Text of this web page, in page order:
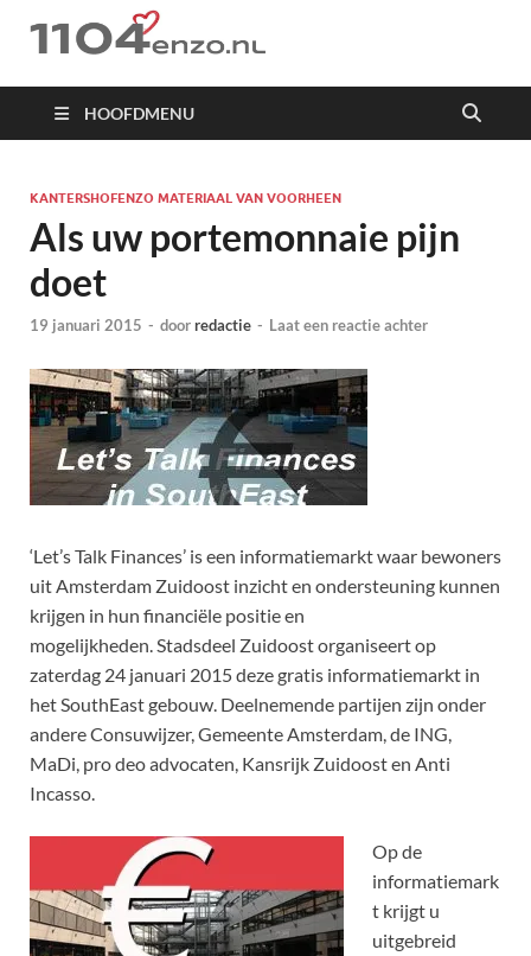
1104 en zo
HOOFDMENU
KANTERSHOFENZO MATERIAAL VAN VOORHEEN
Als uw portemonnaie pijn
doet
19 januari 2015 - doorredactie - Laat een reactie achter
‘Let’s Talk Finances’ is een informatiemarkt waar bewoners
uit Amsterdam Zuidoost inzicht en ondersteuning kunnen
krijgen in hun financiële positie en
mogelijkheden. Stadsdeel Zuidoost organiseert op
zaterdag 24 januari 2015 deze gratis informatiemarkt in
het SouthEast gebouw. Deelnemende partijen zijn onder
andere Consuwijzer, Gemeente Amsterdam, de ING,
MaDi, pro deo advocaten, Kansrijk Zuidoost en Anti
Incasso.
Op de
informatiemark
t krijgt u
uitgebreid